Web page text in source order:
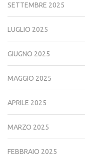
SETTEMBRE 2025
LUGLIO 2025
GIUGNO 2025
MAGGIO 2025
APRILE 2025
MARZO 2025
FEBBRAIO 2025